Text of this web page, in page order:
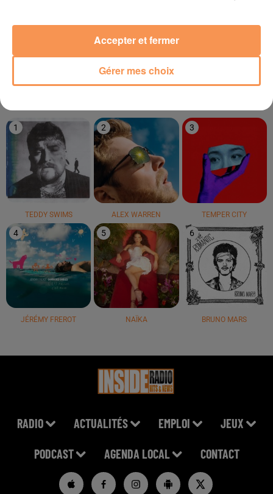
Soleil
LE TOP
1
TEDDY SWIMS
2
ALEX WARREN
3
TEMPER CITY
4
JÉRÉMY FREROT
5
NAÏKA
6
BRUNO MARS
RADIO ACTUALITÉS EMPLOI JEUX
PODCAST AGENDA LOCAL CONTACT
Gérer mes choix
Accepter et fermer